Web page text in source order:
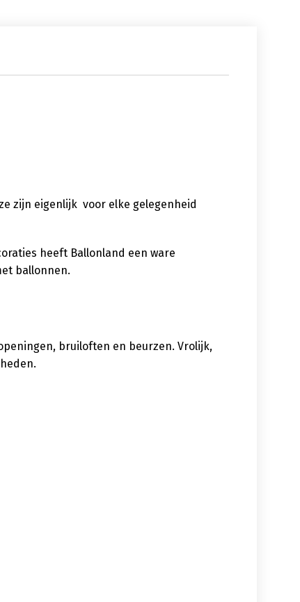
zijn eigenlijk voor elke gelegenheid
heeft Ballonland een ware
ballonnen.
bruiloften en beurzen. Vrolijk,